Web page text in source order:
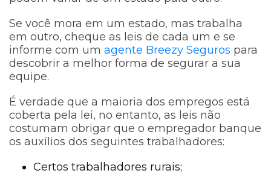
Se você mora em um estado, mas trabalha
em outro, cheque as leis de cada um e se
informe com um agente Breezy Seguros para
descobrir a melhor forma de segurar a sua
equipe.
É verdade que a maioria dos empregos está
coberta pela lei, no entanto, as leis não
costumam obrigar que o empregador banque
os auxílios dos seguintes trabalhadores:
Certos trabalhadores rurais;